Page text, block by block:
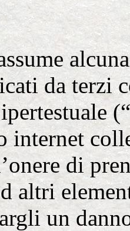
da terzi
internet
di
altri
un